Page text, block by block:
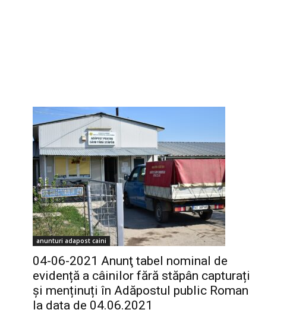
anunturi adapost caini
04-06-2021 Anunţ tabel nominal de
evidență a câinilor fără stăpân capturați
și menținuți în Adăpostul public Roman
la data de 04.06.2021